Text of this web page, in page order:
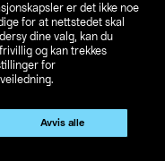
er det ikke noe
for at nettstedet skal
dine valg, kan du
og kan trekkes
for
Avvis alle
2
moms